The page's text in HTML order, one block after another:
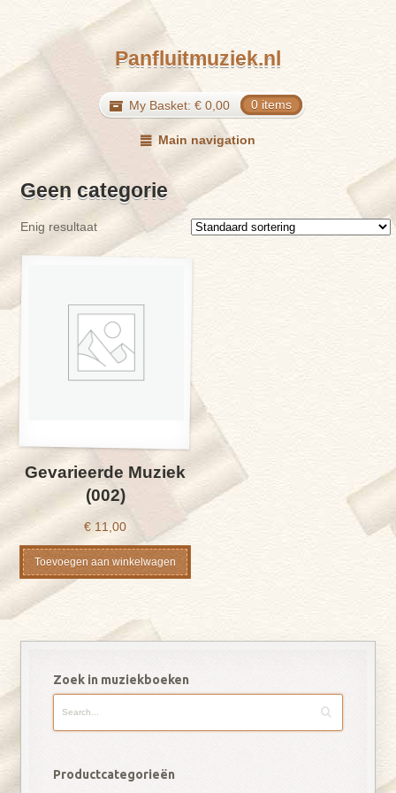
Panfluitmuziek.nl
My Basket: € 0,00 0 items
Main navigation
Geen categorie
Enig resultaat
Gevarieerde Muziek
(002)
€ 11,00
Toevoegen aan winkelwagen
Zoek in muziekboeken
Productcategorieën